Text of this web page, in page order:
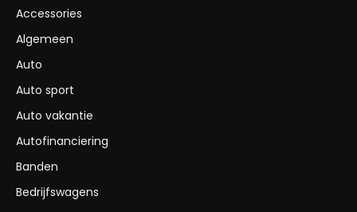
Accessories
Algemeen
Auto
Auto sport
Auto vakantie
Autofinanciering
Banden
Bedrijfswagens